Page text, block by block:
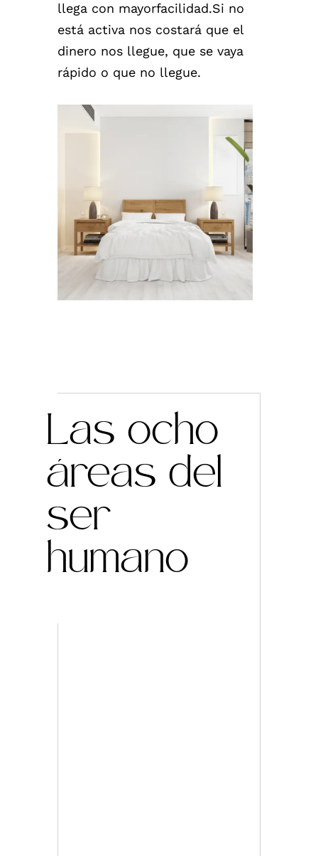
llega con mayorfacilidad.Si no
está activa nos costará que el
dinero nos llegue, que se vaya
rápido o que no llegue.
Las ocho
áreas del
ser
humano